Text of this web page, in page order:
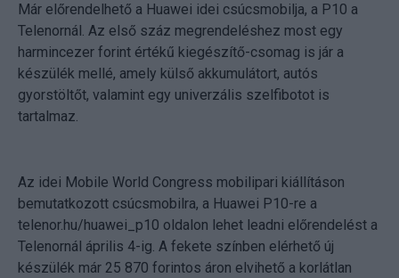
Már előrendelhető a Huawei idei csúcsmobilja, a P10 a
Telenornál. Az első száz megrendeléshez most egy
harmincezer forint értékű kiegészítő-csomag is jár a
készülék mellé, amely külső akkumulátort, autós
gyorstöltőt, valamint egy univerzális szelfibotot is
tartalmaz.
Az idei Mobile World Congress mobilipari kiállításon
bemutatkozott csúcsmobilra, a Huawei P10-re a
telenor.hu/huawei_p10 oldalon lehet leadni előrendelést a
Telenornál április 4-ig. A fekete színben elérhető új
készülék már 25 870 forintos áron elvihető a korlátlan